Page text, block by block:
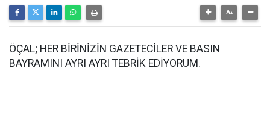
ÖÇAL; HER BİRİNİZİN GAZETECİLER VE BASIN
BAYRAMINI AYRI AYRI TEBRİK EDİYORUM.